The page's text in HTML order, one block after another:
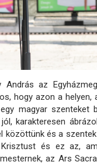
András az
hogy azon a
magyar szenteket
karakteresen
közöttünk és a
és ez az,
az Ars